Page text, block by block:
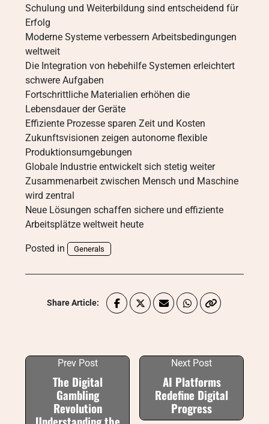
Schulung und Weiterbildung sind entscheidend für
Erfolg
Moderne Systeme verbessern Arbeitsbedingungen
weltweit
Die Integration von hebehilfe Systemen erleichtert
schwere Aufgaben
Fortschrittliche Materialien erhöhen die
Lebensdauer der Geräte
Effiziente Prozesse sparen Zeit und Kosten
Zukunftsvisionen zeigen autonome flexible
Produktionsumgebungen
Globale Industrie entwickelt sich stetig weiter
Zusammenarbeit zwischen Mensch und Maschine
wird zentral
Neue Lösungen schaffen sichere und effiziente
Arbeitsplätze weltweit heute
Posted in Generals
Share Article:
Prev Post
The Digital
Gambling
Revolution
Next Post
AI Platforms
Redefine Digital
Progress